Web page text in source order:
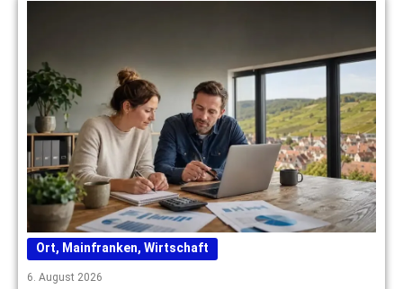
Ort, Mainfranken, Wirtschaft
6. August 2026